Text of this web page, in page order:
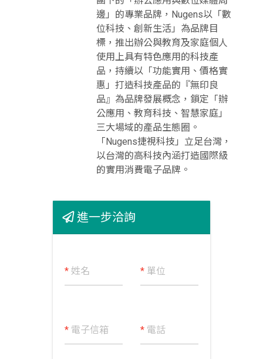
邊」的專業品牌，Nugens以「數
位科技、創新生活」為品牌目
標，推出辦公與教育及家庭個人
使用上具有特色應用的科技產
品，持續以「功能實用、價格實
惠」打造科技產品的『無印良
品』為品牌發展概念，鎖定「辦
公應用、教育科技、智慧家庭」
三大場域的產品生態圈。
「Nugens捷視科技」立足台灣，
以台灣的高科技內涵打造國際級
的實用消費電子品牌。
進一步洽詢
*姓名 * 單位
*電子信箱 * 電話